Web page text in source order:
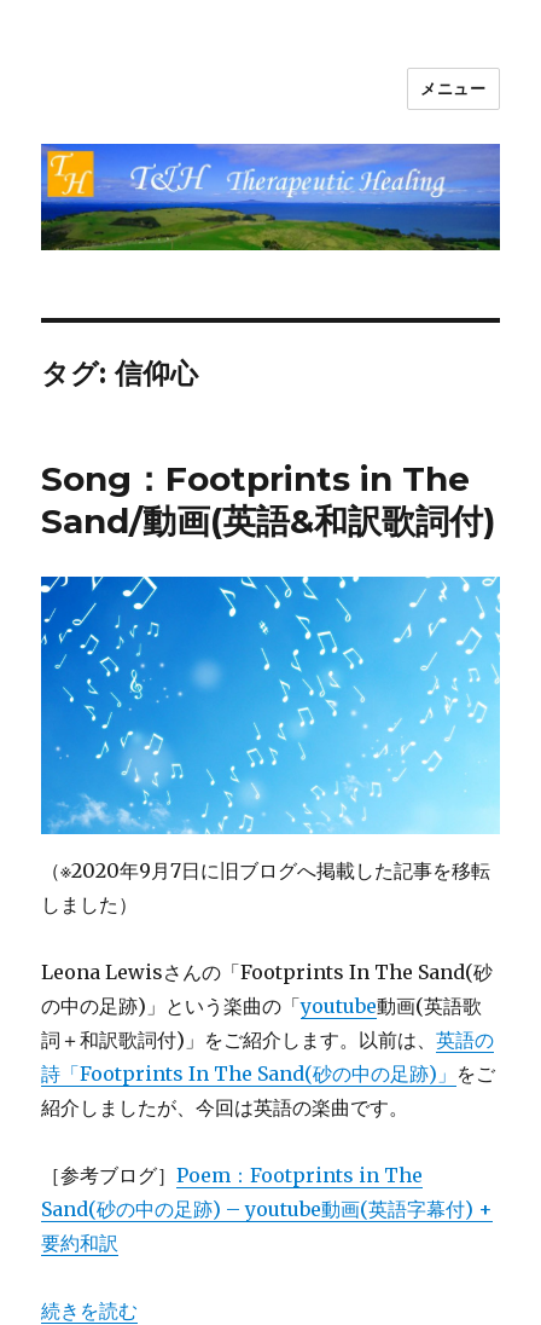
T&H Therapeutic Healing
メニュー
タグ:信仰心
Song：Footprints in The
Sand/動画(英語&和訳歌詞付)
（※2020年9月7日に旧ブログへ掲載した記事を移転
しました）
Leona Lewisさんの「Footprints In The Sand(砂
の中の足跡)」という楽曲の「youtube動画(英語歌
詞＋和訳歌詞付)」をご紹介します。以前は、英語の
詩「Footprints In The Sand(砂の中の足跡)」 をご
紹介しましたが、今回は英語の楽曲です。
［参考ブログ］Poem：Footprints in The
Sand(砂の中の足跡) – youtube動画(英語字幕付) +
要約和訳
“Song：Footprints in The Sand/動画(英語&和訳歌詞
続きを読む